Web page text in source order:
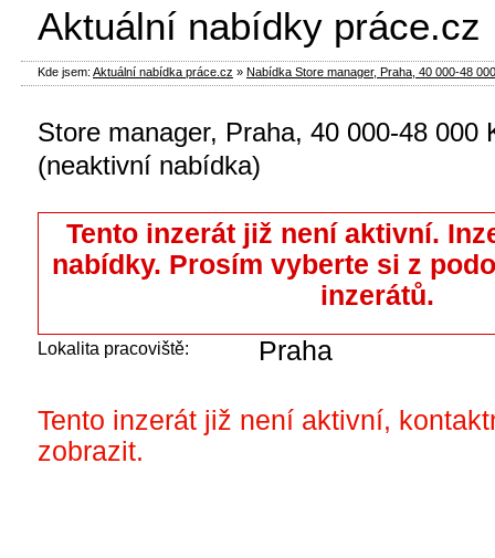
Store manager, Praha, 40 000-48 000
(neaktivní nabídka)
Tento inzerát již není aktivní.
nabídky. Prosím vyberte si z
inzerátů.
Lokalita pracoviště: Praha
Tento inzerát již není aktivní,
zobrazit.
Aktuální nabídky práce.cz
Kde jsem: Aktuální nabídka práce.cz » Nabídka Store manager, Praha, 40 000-48